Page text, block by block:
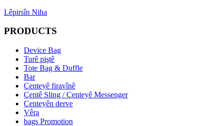
Lêpirsîn Niha
PRODUCTS
Device Bag
Turê piştê
Tote Bag & Duffle
Bar
Çenteyê firavînê
Çentê Sling / Çenteyê Messenger
Çenteyên derve
Vêra
bags Promotion